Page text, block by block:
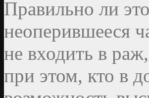
Правильно ли
неоперившееся
не входить в
при этом, кто в